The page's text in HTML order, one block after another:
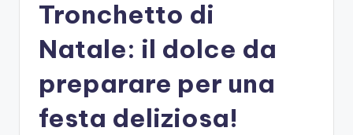
Tronchetto di
Natale: il dolce da
preparare per una
festa deliziosa!